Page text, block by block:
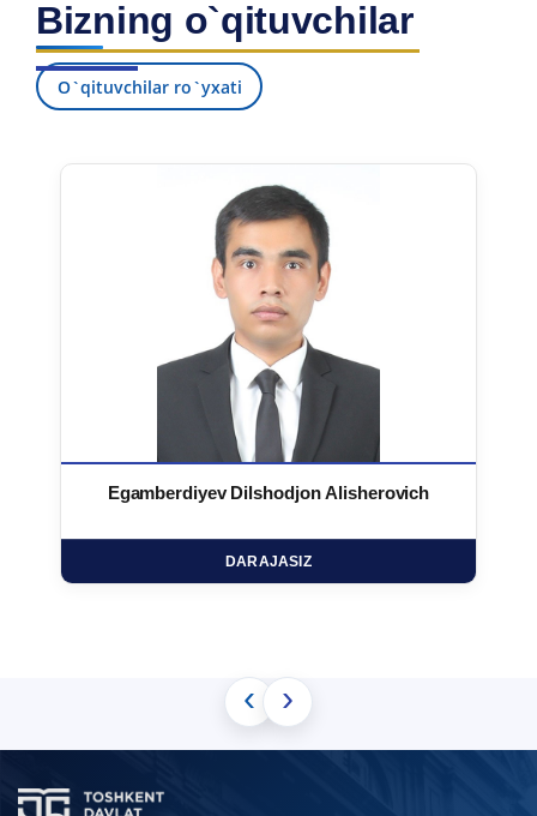
Bizning o`qituvchilar
O`qituvchilar ro`yxati
Egamberdiyev Dilshodjon Alisherovich
DARAJASIZ
‹ ›
7. Call-center (4) 8. Bakalavriat kvotasi (3)
9. Magistratura kvotasi (4) ✉️ Adminga yozish